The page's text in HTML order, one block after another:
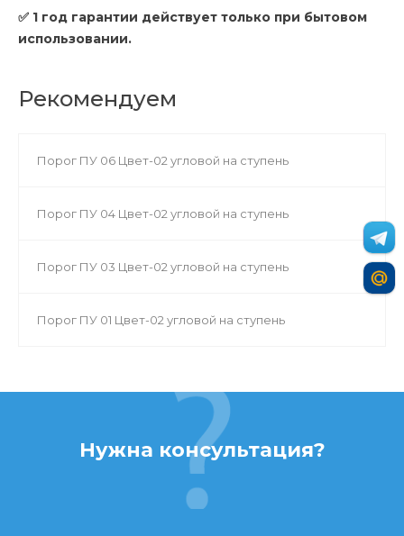
✅ 1 год гарантии действует только при бытовом
использовании.
Рекомендуем
Порог ПУ 06 Цвет-02 угловой на ступень
Порог ПУ 04 Цвет-02 угловой на ступень
Порог ПУ 03 Цвет-02 угловой на ступень
Порог ПУ 01 Цвет-02 угловой на ступень
Нужна консультация?